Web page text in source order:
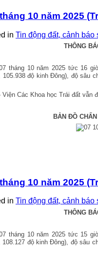
10 năm 2025
in Tin động đất, cảnh báo
THÔNG
tháng 10 năm 2025 tức 16
độ kinh Đông), độ sâu
Các Khoa học Trái đất vẫn
BẢN ĐỒ
10 năm 2025
in Tin động đất, cảnh báo
THÔNG
tháng 10 năm 2025 tức 15
độ kinh Đông), độ sâu